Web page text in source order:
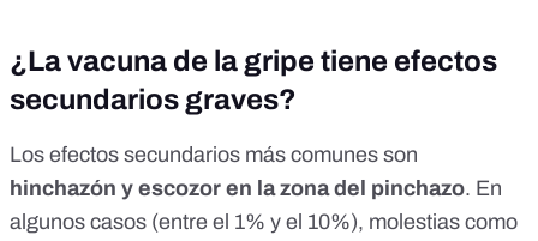
¿La vacuna de la gripe tiene efectos
secundarios graves?
Los efectos secundarios más comunes son
hinchazón y escozor en la zona del pinchazo. En
algunos casos (entre el 1% y el 10%), molestias como